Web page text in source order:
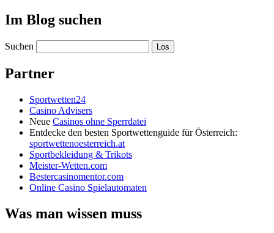
Im Blog suchen
Suchen
Partner
Sportwetten24
Casino Advisers
Neue Casinos ohne Sperrdatei
Entdecke den besten Sportwettenguide für Österreich:
sportwettenoesterreich.at
Sportbekleidung & Trikots
Meister-Wetten.com
Bestercasinomentor.com
Online Casino Spielautomaten
Was man wissen muss